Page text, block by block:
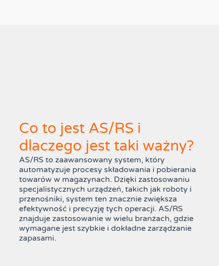
Co to jest AS/RS i
dlaczego jest taki ważny?
AS/RS to zaawansowany system, który
automatyzuje procesy składowania i pobierania
towarów w magazynach. Dzięki zastosowaniu
specjalistycznych urządzeń, takich jak roboty i
przenośniki, system ten znacznie zwiększa
efektywność i precyzję tych operacji. AS/RS
znajduje zastosowanie w wielu branżach, gdzie
wymagane jest szybkie i dokładne zarządzanie
zapasami.